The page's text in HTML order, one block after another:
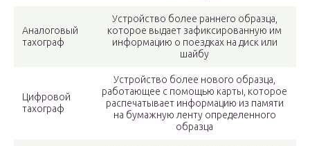
Аналоговый
тахограф
Устройство более раннего образца,
которое выдает зафиксированную им
информацию о поездках на диск или
шайбу
Цифровой
тахограф
Устройство более нового образца,
работающее с помощью карты, которое
распечатывает информацию из памяти
на бумажную ленту определенного
образца